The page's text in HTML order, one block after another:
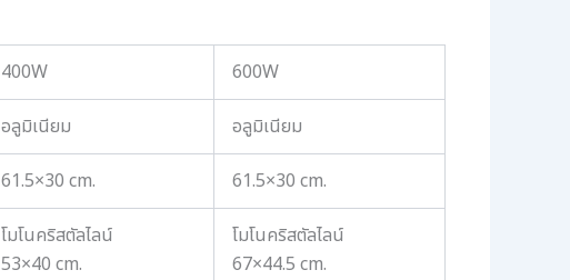
400W 600W
อลูมิเนียม อลูมิเนียม
61.5×30 cm. 61.5×30 cm.
โมโนคริสตัลไลน์
53×40 cm.
โมโนคริสตัลไลน์
67×44.5 cm.